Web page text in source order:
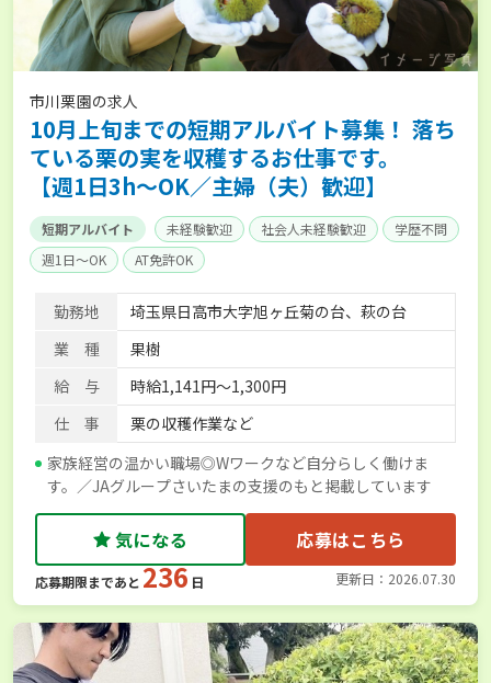
市川栗園の求人
10月上旬までの短期アルバイト募集！ 落ち
ている栗の実を収穫するお仕事です。
【週1日3h～OK／主婦（夫）歓迎】
短期アルバイト 未経験歓迎 社会人未経験歓迎
学歴不問
週1日～OK
AT免許OK
勤務地
埼玉県日高市大字旭ヶ丘菊の台、萩の台
業 種
果樹
給 与
時給1,141円～1,300円
仕 事
栗の収穫作業など
家族経営の温かい職場◎Wワークなど自分らしく働けま
す。／JAグループさいたまの支援のもと掲載しています
気になる 応募はこちら
応募期限まであと 236 日 更新日：2026.07.30